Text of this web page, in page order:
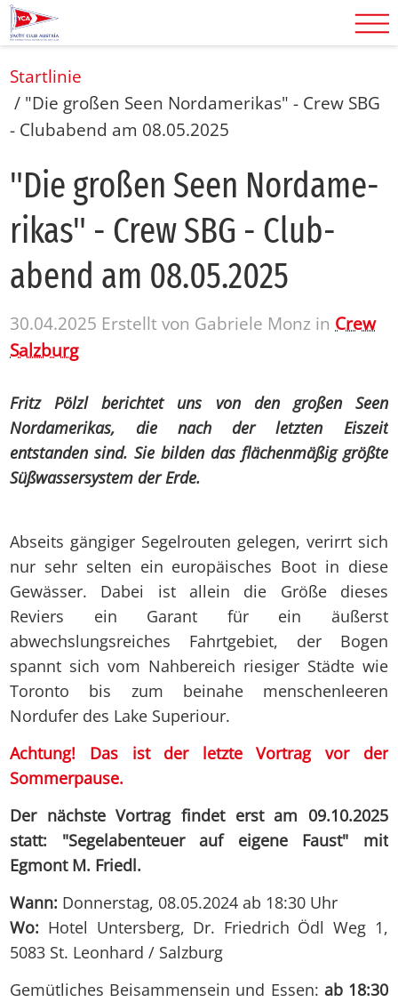
Startlinie
/ "Die großen Seen Nordamerikas" - Crew SBG
- Clubabend am 08.05.2025
"Die gro­ßen Seen Nord­ame­
ri­kas" - Crew SBG - Club­
abend am 08.05.2025
30.04.2025 Erstellt von Gabriele Monz in Crew
Salzburg
Fritz Pölzl berichtet uns von den großen Seen
Nordamerikas, die nach der letzten Eiszeit
entstanden sind. Sie bilden das flächenmäßig größte
Süßwassersystem der Erde.
Abseits gängiger Segelrouten gelegen, verirrt sich
nur sehr selten ein europäisches Boot in diese
Gewässer. Dabei ist allein die Größe dieses
Reviers ein Garant für ein äußerst
abwechslungsreiches Fahrtgebiet, der Bogen
spannt sich vom Nahbereich riesiger Städte wie
Toronto bis zum beinahe menschenleeren
Nordufer des Lake Superiour.
Achtung! Das ist der letzte Vortrag vor der
Sommerpause.
Der nächste Vortrag findet erst am 09.10.2025
statt: "Segelabenteuer auf eigene Faust" mit
Egmont M. Friedl.
Wann: Donnerstag, 08.05.2024 ab 18:30 Uhr
Wo: Hotel Untersberg, Dr. Friedrich Ödl Weg 1,
5083 St. Leonhard / Salzburg
Gemütliches Beisammensein und Essen: ab 18:30